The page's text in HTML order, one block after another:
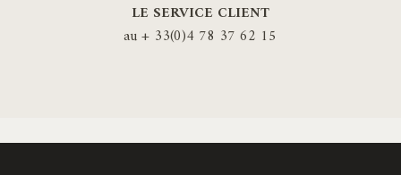
LE SERVICE CLIENT
au + 33(0)4 78 37 62 15